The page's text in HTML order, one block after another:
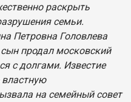
раскрыть
семьи.
Петровна Головлева
продал московский
с долгами. Известие
властную
на семейный совет